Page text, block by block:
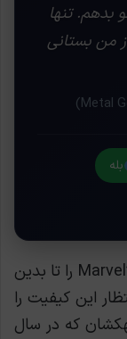
بدهم. تنها
من بستانی
بله
نکته‌ای که Marvel’s Guardians of the Galaxy را تا بدین
این کیفیت را
که در سال